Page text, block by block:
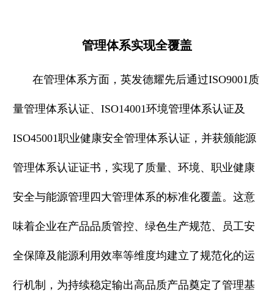
管理体系实现全覆盖
在管理体系方面，英发德耀先后通过ISO9001质
量管理体系认证、ISO14001环境管理体系认证及
ISO45001职业健康安全管理体系认证，并获颁能源
管理体系认证证书，实现了质量、环境、职业健康
安全与能源管理四大管理体系的标准化覆盖。这意
味着企业在产品品质管控、绿色生产规范、员工安
全保障及能源利用效率等维度均建立了规范化的运
行机制，为持续稳定输出高品质产品奠定了管理基